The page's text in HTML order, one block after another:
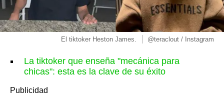
El tiktoker Heston James. @teraclout / Instagram
La tiktoker que enseña "mecánica para
chicas": esta es la clave de su éxito